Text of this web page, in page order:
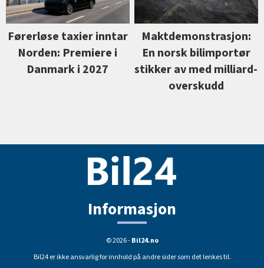
Førerløse taxier inntar
Norden: Premiere i
Danmark i 2027
Maktdemonstrasjon:
En norsk bilimportør
stikker av med milliard-
overskudd
Informasjon
© 2026 -Bil24.no
Bil24 er ikke ansvarlig for innhold på andre sider som det lenkes til.